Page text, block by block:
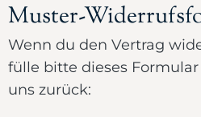
Muster-
Wenn du den Vertrag
fülle bitte dieses
uns zurück: